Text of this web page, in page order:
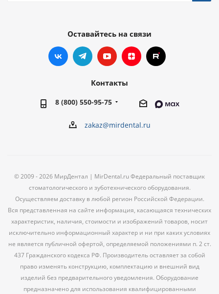
Оставайтесь на связи
Контакты
8 (800) 550-95-75
zakaz@mirdental.ru
© 2009 - 2026 МирДентал | MirDental.ru Федеральный поставщик
стоматологического и зуботехнического оборудования.
Осуществляем доставку в любой регион Российской Федерации.
Вся представленная на сайте информация, касающаяся технических
характеристик, наличия, стоимости и изображений товаров, носит
исключительно информационный характер и ни при каких условиях
не является публичной офертой, определяемой положениями п. 2 ст.
437 Гражданского кодекса РФ. Производитель оставляет за собой
право изменять конструкцию, комплектацию и внешний вид
изделий без предварительного уведомления. Оборудование
предназначено для использования квалифицированными